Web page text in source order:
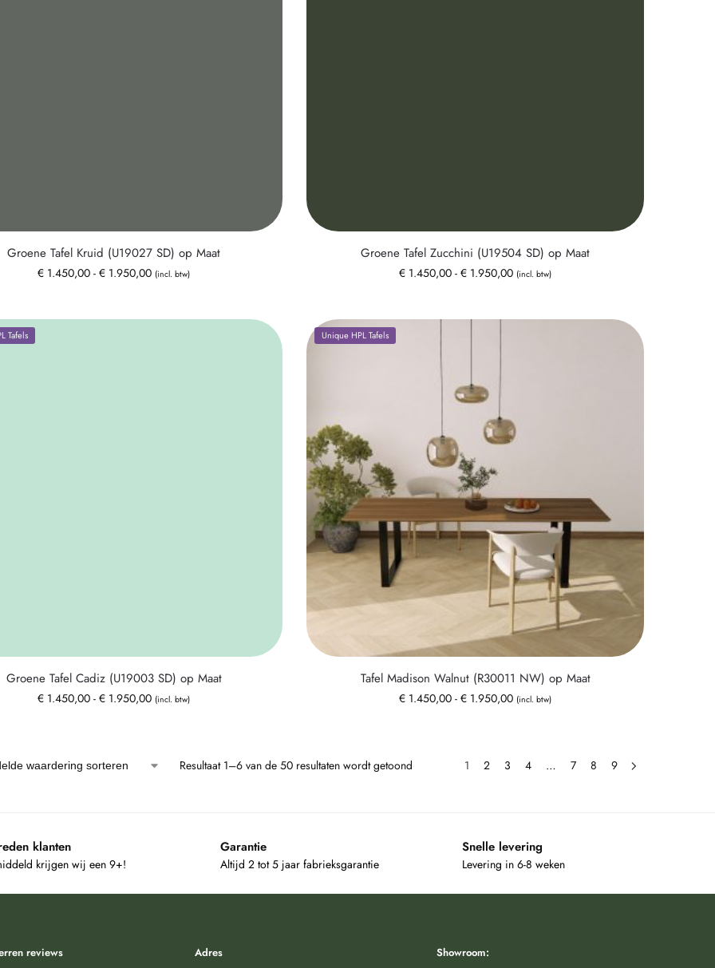
Groene Tafel Kruid (U19027 SD) op Maat
€ 1.450,00 - € 1.950,00 (incl. btw)
Groene Tafel Zucchini (U19504 SD) op Maat
€ 1.450,00 - € 1.950,00 (incl. btw)
Tafels
Groene Tafel Cadiz (U19003 SD) op Maat
€ 1.450,00 - € 1.950,00 (incl. btw)
Unique HPL Tafels
Tafel Madison Walnut (R30011 NW) op Maat
€ 1.450,00 - € 1.950,00 (incl. btw)
Resultaat 1–6 van de 50 resultaten wordt getoond 1 2 3 4 … 7 8 9
klanten
krijgen wij een 9+!
Garantie
Altijd 2 tot 5 jaar fabrieksgarantie
Snelle levering
Levering in 6-8 weken
reviews Adres Showroom: